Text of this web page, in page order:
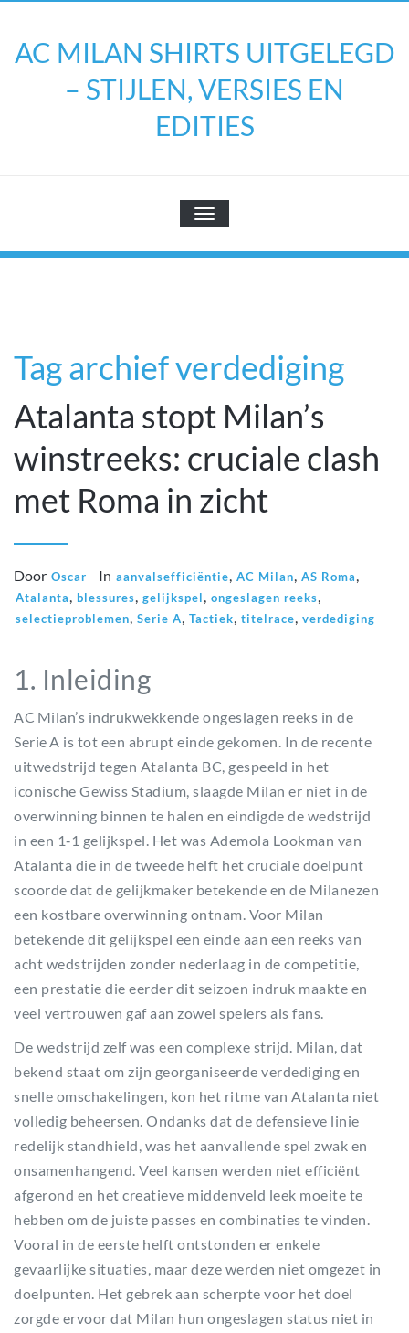
inhoud
AC MILAN SHIRTS UITGELEGD
– STIJLEN, VERSIES EN
EDITIES
TOGGLE NAVIGATIE
Tag archief verdediging
Atalanta stopt Milan’s
winstreeks: cruciale clash
met Roma in zicht
Door Oscar In aanvalsefficiëntie, AC Milan, AS Roma,
Atalanta, blessures, gelijkspel, ongeslagen reeks,
selectieproblemen, Serie A, Tactiek, titelrace, verdediging
1. Inleiding
AC Milan’s indrukwekkende ongeslagen reeks in de
Serie A is tot een abrupt einde gekomen. In de recente
uitwedstrijd tegen Atalanta BC, gespeeld in het
iconische Gewiss Stadium, slaagde Milan er niet in de
overwinning binnen te halen en eindigde de wedstrijd
in een 1‑1 gelijkspel. Het was Ademola Lookman van
Atalanta die in de tweede helft het cruciale doelpunt
scoorde dat de gelijkmaker betekende en de Milanezen
een kostbare overwinning ontnam. Voor Milan
betekende dit gelijkspel een einde aan een reeks van
acht wedstrijden zonder nederlaag in de competitie,
een prestatie die eerder dit seizoen indruk maakte en
veel vertrouwen gaf aan zowel spelers als fans.
De wedstrijd zelf was een complexe strijd. Milan, dat
bekend staat om zijn georganiseerde verdediging en
snelle omschakelingen, kon het ritme van Atalanta niet
volledig beheersen. Ondanks dat de defensieve linie
redelijk standhield, was het aanvallende spel zwak en
onsamenhangend. Veel kansen werden niet efficiënt
afgerond en het creatieve middenveld leek moeite te
hebben om de juiste passes en combinaties te vinden.
Vooral in de eerste helft ontstonden er enkele
gevaarlijke situaties, maar deze werden niet omgezet in
doelpunten. Het gebrek aan scherpte voor het doel
zorgde ervoor dat Milan hun ongeslagen status niet in